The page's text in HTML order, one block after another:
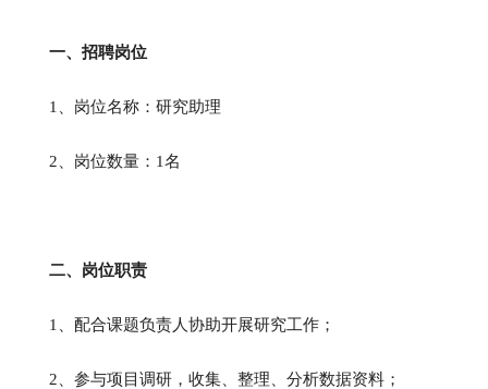
一、招聘岗位
1、岗位名称：研究助理
2、岗位数量：1名
二、岗位职责
1、配合课题负责人协助开展研究工作；
2、参与项目调研，收集、整理、分析数据资料；